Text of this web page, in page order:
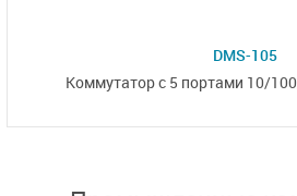
DMS-105
Коммутатор с 5 портами 10/